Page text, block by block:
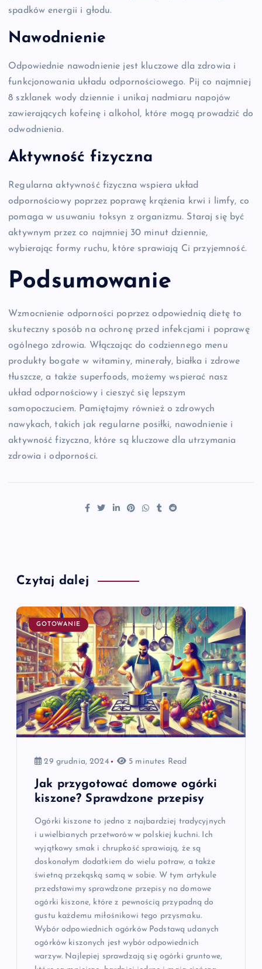
spadków energii i głodu.
Nawodnienie
Odpowiednie nawodnienie jest kluczowe dla zdrowia i
funkcjonowania układu odpornościowego. Pij co najmniej
8 szklanek wody dziennie i unikaj nadmiaru napojów
zawierających kofeinę i alkohol, które mogą prowadzić do
odwodnienia.
Aktywność fizyczna
Regularna aktywność fizyczna wspiera układ
odpornościowy poprzez poprawę krążenia krwi i limfy, co
pomaga w usuwaniu toksyn z organizmu. Staraj się być
aktywnym przez co najmniej 30 minut dziennie,
wybierając formy ruchu, które sprawiają Ci przyjemność.
Podsumowanie
Wzmocnienie odporności poprzez odpowiednią dietę to
skuteczny sposób na ochronę przed infekcjami i poprawę
ogólnego zdrowia. Włączając do codziennego menu
produkty bogate w witaminy, minerały, białka i zdrowe
tłuszcze, a także superfoods, możemy wspierać nasz
układ odpornościowy i cieszyć się lepszym
samopoczuciem. Pamiętajmy również o zdrowych
nawykach, takich jak regularne posiłki, nawodnienie i
aktywność fizyczna, które są kluczowe dla utrzymania
zdrowia i odporności.
Czytaj dalej
GOTOWANIE
29 grudnia, 2024 5 minutes Read
Jak przygotować domowe ogórki
kiszone? Sprawdzone przepisy
Ogórki kiszone to jedno z najbardziej tradycyjnych
i uwielbianych przetworów w polskiej kuchni. Ich
wyjątkowy smak i chrupkość sprawiają, że są
doskonałym dodatkiem do wielu potraw, a także
świetną przekąską samą w sobie. W tym artykule
przedstawimy sprawdzone przepisy na domowe
ogórki kiszone, które z pewnością przypadną do
gustu każdemu miłośnikowi tego przysmaku.
Wybór odpowiednich ogórków Podstawą udanych
ogórków kiszonych jest wybór odpowiednich
warzyw. Najlepiej sprawdzają się ogórki gruntowe,